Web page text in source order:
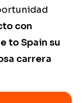
con
to Spain su
carrera